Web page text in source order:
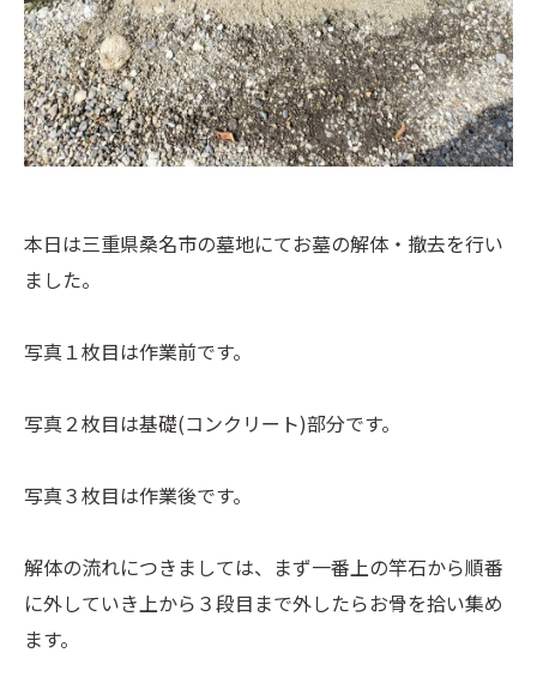
本日は三重県桑名市の墓地にてお墓の解体・撤去を行い
ました。
写真１枚目は作業前です。
写真２枚目は基礎(コンクリート)部分です。
写真３枚目は作業後です。
解体の流れにつきましては、まず一番上の竿石から順番
に外していき上から３段目まで外したらお骨を拾い集め
ます。